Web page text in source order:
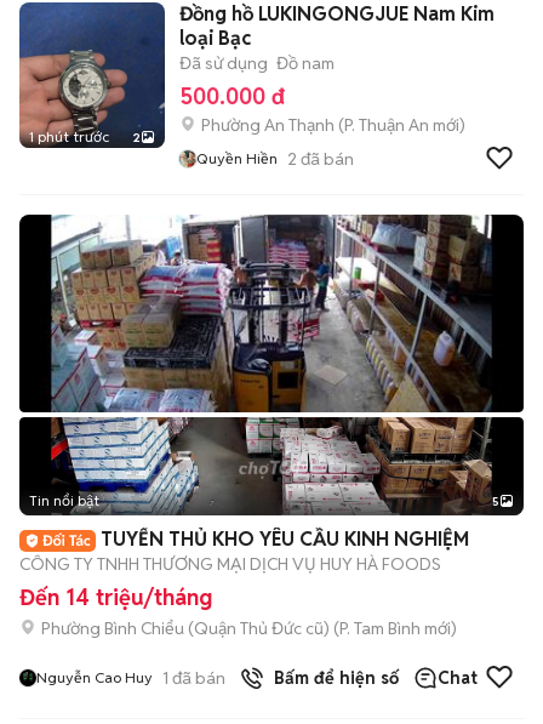
1 phút trước 2
Đồng hồ LUKINGONGJUE Nam Kim
loại Bạc
Đã sử dụng Đồ nam
500.000 đ
Phường An Thạnh (P. Thuận An mới)
Quyền Hiền 2 đã bán
Tin nổi bật 5
TUYỂN THỦ KHO YÊU CẦU KINH NGHIỆM
CÔNG TY TNHH THƯƠNG MẠI DỊCH VỤ HUY HÀ FOODS
Đến 14 triệu/tháng
Phường Bình Chiểu (Quận Thủ Đức cũ) (P. Tam Bình mới)
Nguyễn Cao Huy 1 đã bán Bấm để hiện số Chat